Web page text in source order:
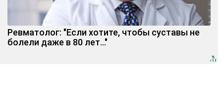
Ревматолог: "Если хотите, чтобы суставы не
болели даже в 80 лет..."